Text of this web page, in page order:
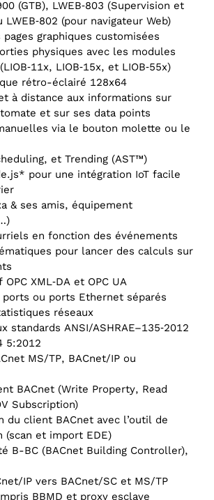
(GTB), LWEB‑803 (Supervision et
LWEB‑802 (pour navigateur Web)
pages graphiques customisées
physiques avec les modules
LIOB‑15x, et LIOB‑55x)
rétro-éclairé 128x64
à distance aux informations sur
et sur ses data points
via le bouton molette ou le
et Trending (AST™)
pour une intégration IoT facile
& ses amis, équipement
en fonction des événements
pour lancer des calculs sur
XML‑DA et OPC UA
ou ports Ethernet séparés
réseaux
standards ANSI/‌ASHRAE–135‑2012
5:2012
MS/TP, BACnet/IP ou
BACnet (Write Property, Read
Subscription)
du client BACnet avec l’outil de
(scan et import EDE)
B-BC (BACnet Building Controller),
IP vers BACnet/SC et MS/TP
BBMD et proxy esclave